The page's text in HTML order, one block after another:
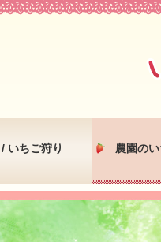
いちご狩り 農園の